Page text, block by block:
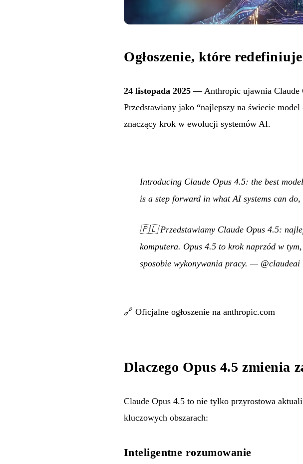
Ogłoszenie, które
24 listopada 2025 — Anthropic ujawnia Claude
Przedstawiany jako “najlepszy na świecie
znaczący krok w ewolucji systemów AI.
Introducing Claude Opus 4.5: the best
is a step forward in what AI systems can
🇵🇱Przedstawiamy Claude Opus 4.5:
komputera. Opus 4.5 to krok naprzód w
sposobie wykonywania pracy. — @claudeai
🔗 Oficjalne ogłoszenie na anthropic.com
Dlaczego Opus 4.5 zmienia
Claude Opus 4.5 to nie tylko przyrostowa
kluczowych obszarach:
Inteligentne rozumowanie